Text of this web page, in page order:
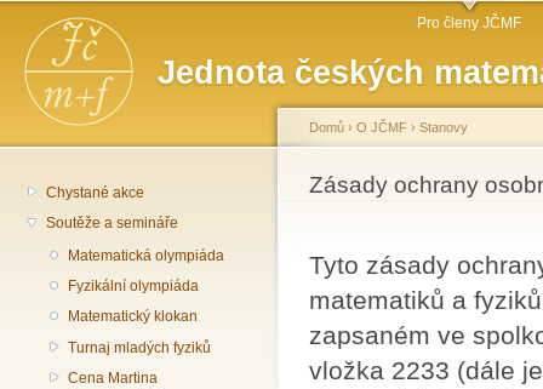
Jednota českých
Hlavní menu Pro členy JČMF
Chystané akce
Soutěže a semináře
Matematická olympiáda
Fyzikální olympiáda
Matematický klokan
Turnaj mladých fyziků
Cena Martina
Jste zde
Domů › O JČMF › Stanovy
Zásady ochrany
Tyto zásady
matematiků a
zapsaném ve
vložka 2233 (dále